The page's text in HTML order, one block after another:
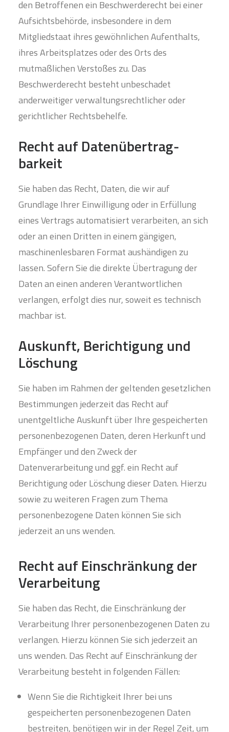
den Betroffenen ein Beschwerderecht bei einer
Aufsichtsbehörde, insbesondere in dem
Mitgliedstaat ihres gewöhnlichen Aufenthalts,
ihres Arbeitsplatzes oder des Orts des
mutmaßlichen Verstoßes zu. Das
Beschwerderecht besteht unbeschadet
anderweitiger verwaltungsrechtlicher oder
gerichtlicher Rechtsbehelfe.
Recht auf Daten­übertrag­
barkeit
Sie haben das Recht, Daten, die wir auf
Grundlage Ihrer Einwilligung oder in Erfüllung
eines Vertrags automatisiert verarbeiten, an sich
oder an einen Dritten in einem gängigen,
maschinenlesbaren Format aushändigen zu
lassen. Sofern Sie die direkte Übertragung der
Daten an einen anderen Verantwortlichen
verlangen, erfolgt dies nur, soweit es technisch
machbar ist.
Auskunft, Berichtigung und
Löschung
Sie haben im Rahmen der geltenden gesetzlichen
Bestimmungen jederzeit das Recht auf
unentgeltliche Auskunft über Ihre gespeicherten
personenbezogenen Daten, deren Herkunft und
Empfänger und den Zweck der
Datenverarbeitung und ggf. ein Recht auf
Berichtigung oder Löschung dieser Daten. Hierzu
sowie zu weiteren Fragen zum Thema
personenbezogene Daten können Sie sich
jederzeit an uns wenden.
Recht auf Einschränkung der
Verarbeitung
Sie haben das Recht, die Einschränkung der
Verarbeitung Ihrer personenbezogenen Daten zu
verlangen. Hierzu können Sie sich jederzeit an
uns wenden. Das Recht auf Einschränkung der
Verarbeitung besteht in folgenden Fällen:
Wenn Sie die Richtigkeit Ihrer bei uns
gespeicherten personenbezogenen Daten
bestreiten, benötigen wir in der Regel Zeit, um